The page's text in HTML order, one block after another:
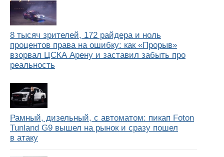
8 тысяч зрителей, 172 райдера и ноль
процентов права на ошибку: как «Прорыв»
взорвал ЦСКА Арену и заставил забыть про
реальность
Рамный, дизельный, с автоматом: пикап Foton
Tunland G9 вышел на рынок и сразу пошел
в атаку